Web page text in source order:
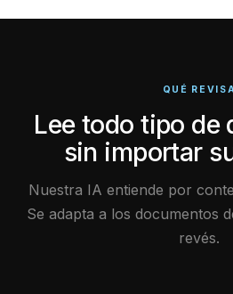
QUÉ
Lee todo tipo de
sin importar
Nuestra IA entiende por
Se adapta a los documentos
revés.